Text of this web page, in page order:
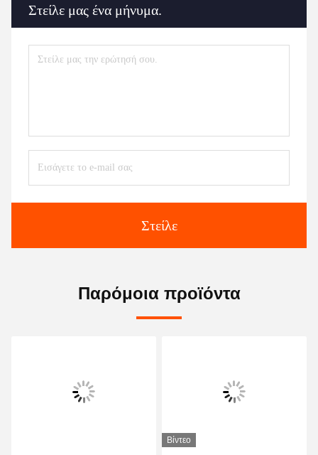
Στείλε μας ένα μήνυμα.
Στείλε
Παρόμοια προϊόντα
Βίντεο